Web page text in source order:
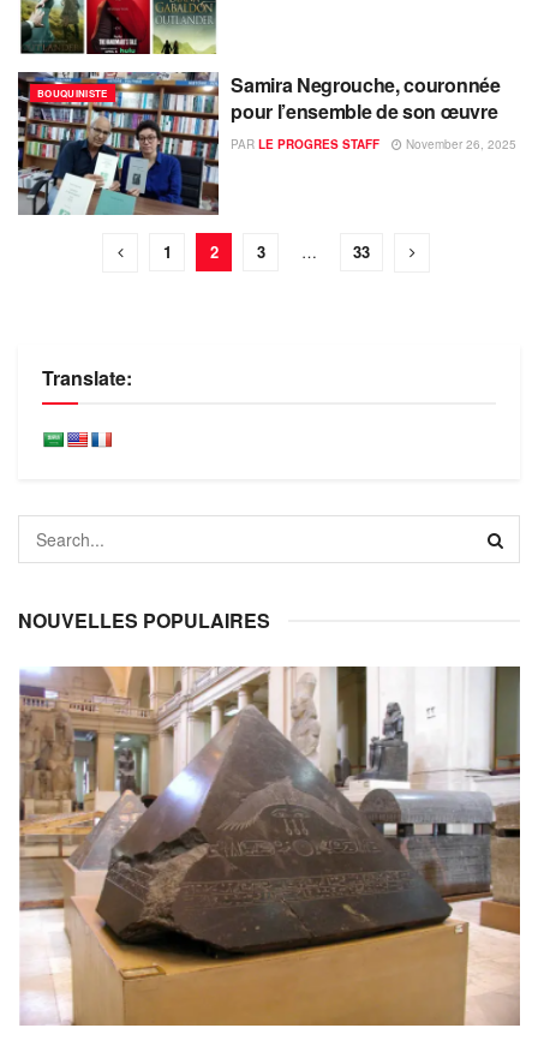
BOUQUINISTE
Samira Negrouche, couronnée
pour l’ensemble de son œuvre
PAR LE PROGRES STAFF November 26, 2025
1 2 3 … 33
Translate:
NOUVELLES POPULAIRES